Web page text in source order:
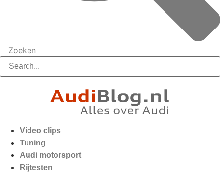
Zoeken
Video clips
Tuning
Audi motorsport
Rijtesten